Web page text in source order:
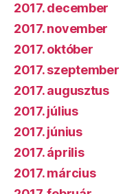
2017. december
2017. november
2017. október
2017. szeptember
2017. augusztus
2017. július
2017. június
2017. április
2017. március